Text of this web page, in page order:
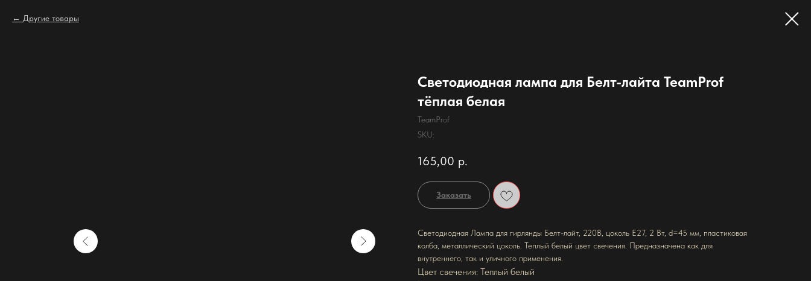
Другие товары
Светодиодная лампа для Белт-лайта TeamProf
тёплая белая
TeamProf
SKU:
165,00 р.
Заказать
Светодиодная Лампа для гирлянды Белт-лайт, 220В, цоколь Е27, 2 Вт, d=45 мм, пластиковая
колба, металлический цоколь. Теплый белый цвет свечения. Предназначена как для
внутреннего, так и уличного применения.
Цвет свечения: Теплый белый